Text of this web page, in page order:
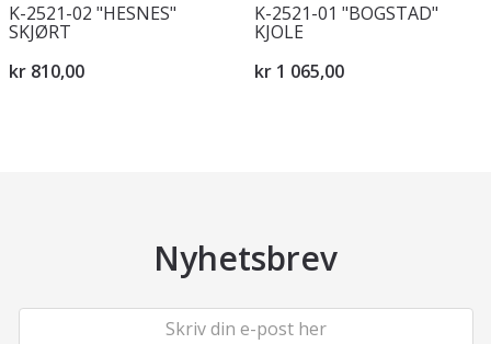
K-2521-02 "HESNES"
SKJØRT
kr 810,00
K-2521-01 "BOGSTAD"
KJOLE
kr 1 065,00
Nyhetsbrev